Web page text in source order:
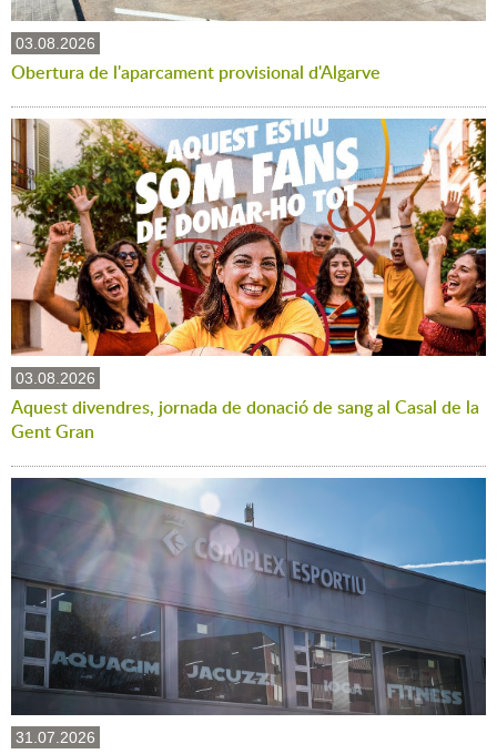
03.08.2026
Obertura de l'aparcament provisional d'Algarve
03.08.2026
Aquest divendres, jornada de donació de sang al Casal de la
Gent Gran
31.07.2026